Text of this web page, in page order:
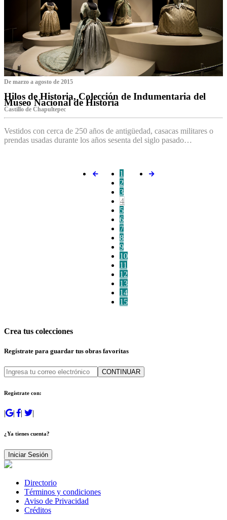
De marzo a agosto de 2015
Hilos de Historia, Colección de Indumentaria del
Museo Nacional de Historia
Castillo de Chapultepec
Vestidos con cerca de 250 años de antigüedad, casacas militares o
prendas usadas durante los años sesenta del siglo pasado…
1
2
3
4
5
6
7
8
9
10
11
12
13
14
15
Crea tus colecciones
Regístrate para guardar tus obras favoritas
CONTINUAR
Regístrate con:
| | | |
¿Ya tienes cuenta?
Iniciar Sesión
Directorio
Términos y condiciones
Aviso de Privacidad
Créditos